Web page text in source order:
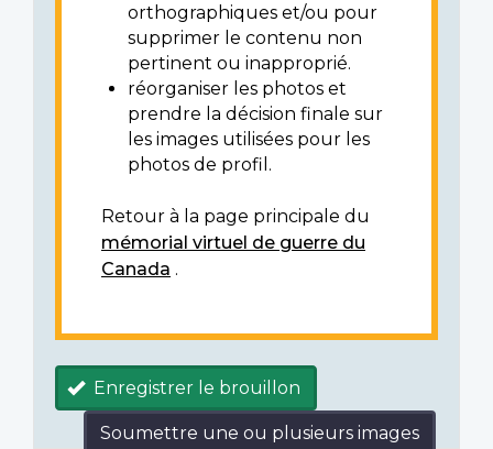
orthographiques et/ou pour
supprimer le contenu non
pertinent ou inapproprié.
réorganiser les photos et
prendre la décision finale sur
les images utilisées pour les
photos de profil.
Retour à la page principale du
mémorial virtuel de guerre du
Canada .
Enregistrer le brouillon
Soumettre une ou plusieurs images